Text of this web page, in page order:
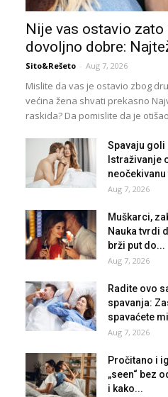
Nije vas ostavio
dovoljno dobre:
Sito&Rešeto - Aug 7, 2026
Mislite da vas je ostavio zbog
većina žena shvati prekasno
raskida? Da pomislite da je
Spavaju goli
Istraživanje
Aug 7, 2026
Muškarci,
Nauka tvrdi
brži put do...
Aug 7, 2026
Radite ovo
spavanja:
spavaćete
Aug 7, 2026
Pročitano i
„seen“ bez
i kako...